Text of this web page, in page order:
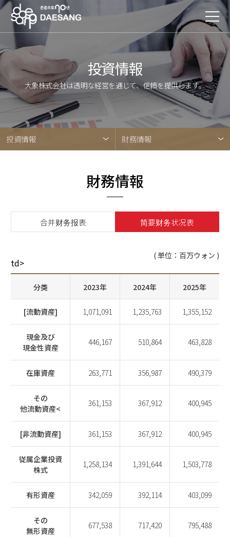
投資情報
大象株式会社は透明な経営を通じて、信頼を提供します。
投資情報 財務情報
財務情報
合并财务报表 简要财务状况表
( 単位：百万ウォン )
td>
分类 2023年 2024年 2025年
[流動資産] 1,071,091 1,235,763 1,355,152
現金及び
現金性資産
446,167 510,864 463,828
在庫資産 263,771 356,987 490,379
その
他流動資産<
361,153 367,912 400,945
[非流動資産] 361,153 367,912 400,945
従属企業投資
株式
1,258,134 1,391,644 1,503,778
有形資産 342,059 392,114 403,099
その
無形資産
677,538 717,420 795,488